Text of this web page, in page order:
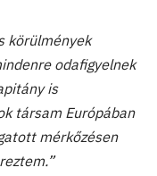
körülmények
odafigyelnek
is
társam Európában
mérkőzésen